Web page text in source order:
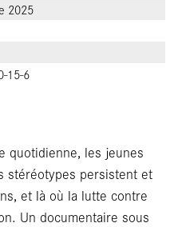
2025
15-6
quotidienne, les jeunes
stéréotypes persistent et
et là où la lutte contre
Un documentaire sous